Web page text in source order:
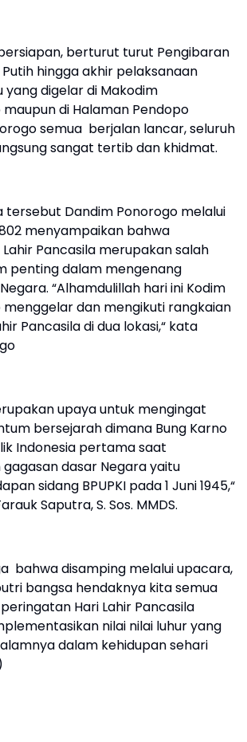
berturut turut Pengibaran
hingga akhir pelaksanaan
digelar di Makodim
di Halaman Pendopo
semua berjalan lancar, seluruh
sangat tertib dan khidmat.
tersebut Dandim Ponorogo melalui
menyampaikan bahwa
Pancasila merupakan salah
penting dalam mengenang
“Alhamdulillah hari ini Kodim
dan mengikuti rangkaian
Pancasila di dua lokasi,“ kata
upaya untuk mengingat
bersejarah dimana Bung Karno
Indonesia pertama saat
dasar Negara yaitu
sidang BPUPKI pada 1 Juni 1945,“
Saputra, S. Sos. MMDS.
bahwa disamping melalui upacara,
bangsa hendaknya kita semua
Hari Lahir Pancasila
nilai nilai luhur yang
dalam kehidupan sehari